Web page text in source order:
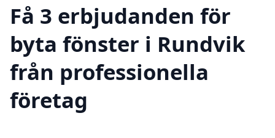
Få 3 erbjudanden för
byta fönster i Rundvik
från professionella
företag